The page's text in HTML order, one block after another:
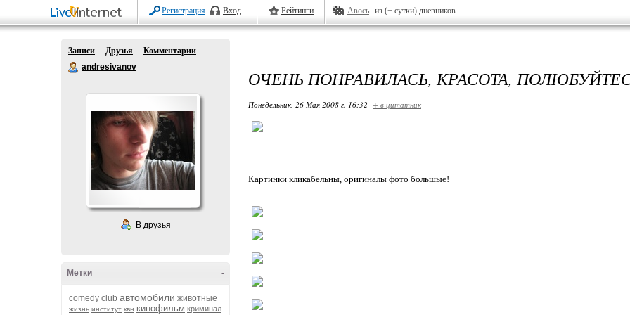
Регистрация Вход Рейтинги Авось из (+ сутки) дневников
Записи Друзья
Комментарии
andresivanov
В друзья
-
Метки
comedy club автомобили животные
жизнь институт квн кинофильм криминал
ОЧЕНЬ ПОНРАВИЛАСЬ, КРАСОТА,
Понедельник, 26 Мая 2008 г. 16:32 + в цитатник
Картинки кликабельны, оригиналы фото большые!